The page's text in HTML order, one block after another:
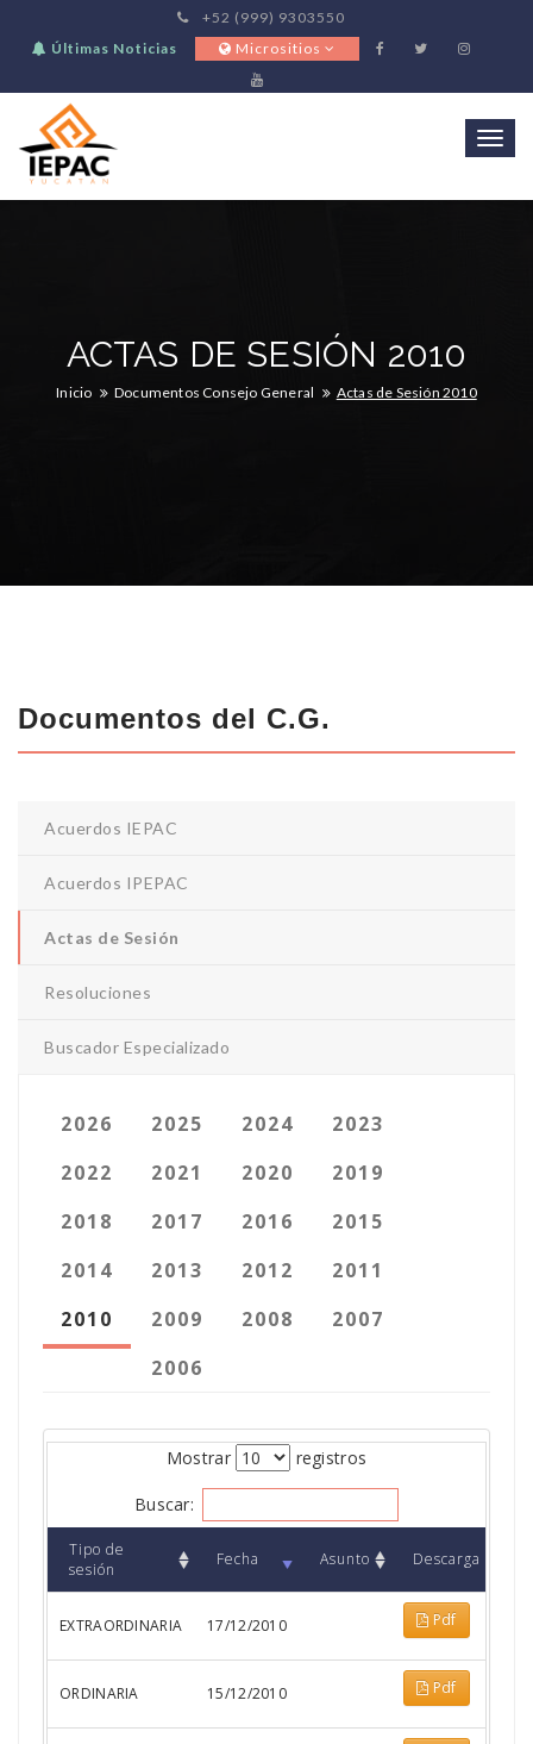
+52 (999) 9303550
Últimas Noticias
Micrositios
ACTAS DE SESIÓN 2010
Inicio Documentos Consejo General Actas de Sesión 2010
Documentos del C.G.
Acuerdos IEPAC
Acuerdos IPEPAC
Actas de Sesión
Resoluciones
Buscador Especializado
2026 2025 2024
2023
2022
2021 2020
2019
2018
2017 2016
2015
2014
2013 2012
2011
2010
2009 2008
2007
2006
Mostrar registros
Buscar:
Tipo de
sesión
Fecha Asunto Descarga
EXTRAORDINARIA 17/12/2010 Pdf
ORDINARIA 15/12/2010 Pdf